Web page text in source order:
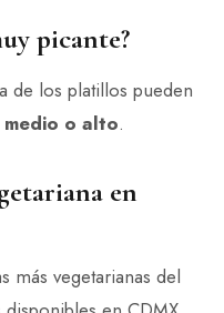
picante?
de los platillos pueden
o alto.
en
más vegetarianas del